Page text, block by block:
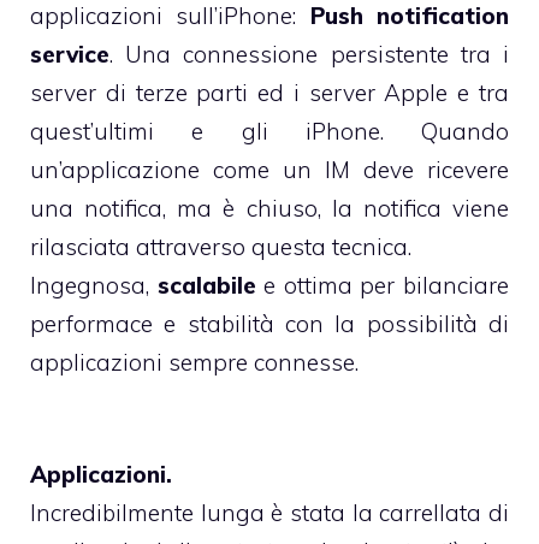
applicazioni sull’iPhone: Push notification
service. Una connessione persistente tra i
server di terze parti ed i server Apple e tra
quest’ultimi e gli iPhone. Quando
un’applicazione come un IM deve ricevere
una notifica, ma è chiuso, la notifica viene
rilasciata attraverso questa tecnica.
Ingegnosa, scalabile e ottima per bilanciare
performace e stabilità con la possibilità di
applicazioni sempre connesse.
Applicazioni.
Incredibilmente lunga è stata la carrellata di